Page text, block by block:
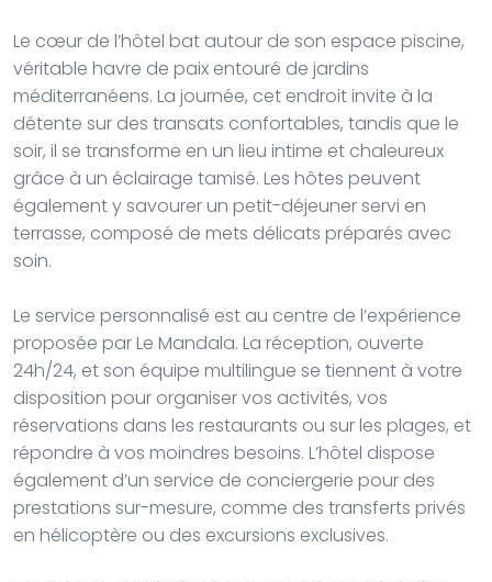
Le cœur de l’hôtel bat autour de son espace piscine,
véritable havre de paix entouré de jardins
méditerranéens. La journée, cet endroit invite à la
détente sur des transats confortables, tandis que le
soir, il se transforme en un lieu intime et chaleureux
grâce à un éclairage tamisé. Les hôtes peuvent
également y savourer un petit-déjeuner servi en
terrasse, composé de mets délicats préparés avec
soin.
Le service personnalisé est au centre de l’expérience
proposée par Le Mandala. La réception, ouverte
24h/24, et son équipe multilingue se tiennent à votre
disposition pour organiser vos activités, vos
réservations dans les restaurants ou sur les plages, et
répondre à vos moindres besoins. L’hôtel dispose
également d’un service de conciergerie pour des
prestations sur-mesure, comme des transferts privés
en hélicoptère ou des excursions exclusives.